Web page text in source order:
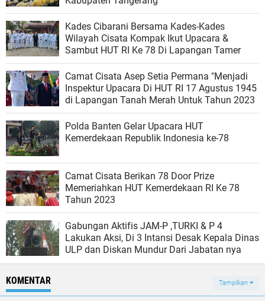
Kades Cibarani Bersama Kades-Kades
Wilayah Cisata Kompak Ikut Upacara &
Sambut HUT RI Ke 78 Di Lapangan Tamer
Camat Cisata Asep Setia Permana "Menjadi
Inspektur Upacara Di HUT RI 17 Agustus 1945
di Lapangan Tanah Merah Untuk Tahun 2023
Polda Banten Gelar Upacara HUT
Kemerdekaan Republik Indonesia ke-78
Camat Cisata Berikan 78 Door Prize
Memeriahkan HUT Kemerdekaan RI Ke 78
Tahun 2023
Gabungan Aktifis JAM-P ,TURKI & P 4
Lakukan Aksi, Di 3 Intansi Desak Kepala Dinas
ULP dan Diskan Mundur Dari Jabatan nya
KOMENTAR Tampilkan